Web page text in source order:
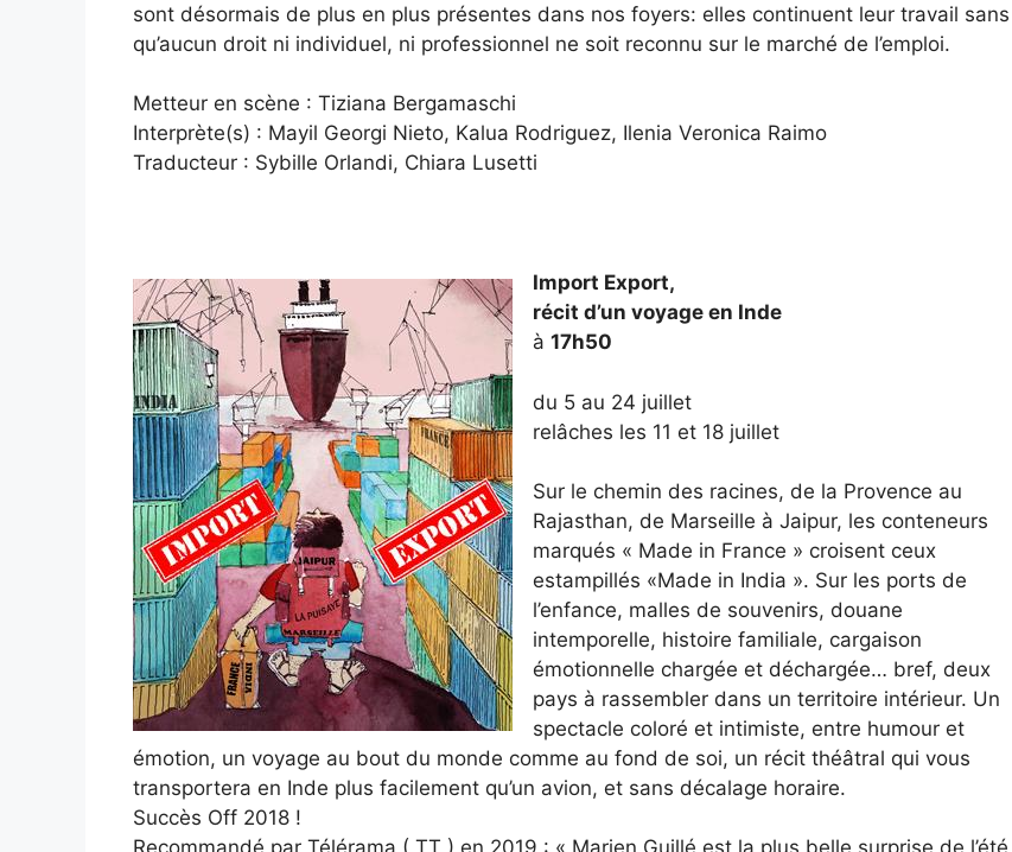
sont désormais de plus en plus présentes dans nos foyers: elles continuent leur travail sans
qu’aucun droit ni individuel, ni professionnel ne soit reconnu sur le marché de l’emploi.
Metteur en scène : Tiziana Bergamaschi
Interprète(s) : Mayil Georgi Nieto, Kalua Rodriguez, Ilenia Veronica Raimo
Traducteur : Sybille Orlandi, Chiara Lusetti
Import Export,
récit d’un voyage en Inde
à 17h50
du 5 au 24 juillet
relâches les 11 et 18 juillet
Sur le chemin des racines, de la Provence au
Rajasthan, de Marseille à Jaipur, les conteneurs
marqués « Made in France » croisent ceux
estampillés «Made in India ». Sur les ports de
l’enfance, malles de souvenirs, douane
intemporelle, histoire familiale, cargaison
émotionnelle chargée et déchargée… bref, deux
pays à rassembler dans un territoire intérieur. Un
spectacle coloré et intimiste, entre humour et
émotion, un voyage au bout du monde comme au fond de soi, un récit théâtral qui vous
transportera en Inde plus facilement qu’un avion, et sans décalage horaire.
Succès Off 2018 !
Recommandé par Télérama ( TT ) en 2019 : « Marien Guillé est la plus belle surprise de l’été